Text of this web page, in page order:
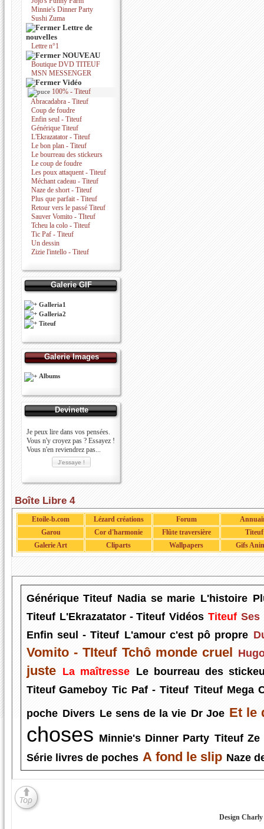
Minnie's Dinner Party
Sushi Zuma
Lettre de
nouvelles
Lettre n°1
NOUVEAU
Boutique DVD TITEUF
MSN MESSENGER
Vidéo
100% - Titeuf
Abracadabra - Titeuf
Coup de foudre
Enfin seul - Titeuf
Générique Titeuf
L'Ekrazatator - Titeuf
Le bon plan - Titeuf
Le bourreau des stickeurs
Le coup de foudre
Les poux attaquent - Titeuf
Méchant cadeau - Titeuf
Naze de short - Titeuf
Plus que parfait - Titeuf
Retour vers le passé Titeuf
Sauver Vomito - TIteuf
Tcheu la colo - Titeuf
Tic Paf - Titeuf
Un dessin
Zizie l'intello - Titeuf
Galerie GIF
Galleria1
Galleria2
Titeuf
Galerie Images
Albums
Devinette
Je peux lire dans vos pensées.
Vous n'y croyez pas ? Essayez !
Vous n'en reviendrez pas...
Boîte Libre 4
Etoile-b.com Lézard créations Forum
Garou
Cor d'harmonie Flûte traversière
Titeuf
Galerie Art
Cliparts Wallpapers Gifs
Générique Titeuf Nadia se marie L'histoire
Titeuf L'Ekrazatator - Titeuf Vidéos Titeuf Ses
Enfin seul - Titeuf L'amour c'est pô propre
Vomito - TIteuf Tchô monde cruel
juste La maîtresse Le bourreau des
Titeuf Gameboy Tic Paf - Titeuf Titeuf Mega
poche Divers Le sens de la vie Dr Joe Et le
choses Minnie's Dinner Party Titeuf Ze
Série livres de poches A fond le slip Naze
Design